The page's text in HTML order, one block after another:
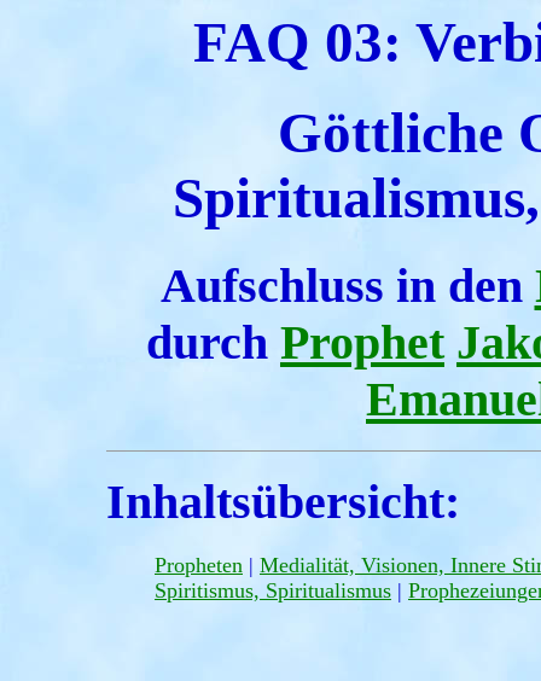
FAQ 03:
Göttliche
Aufschluss in den
durch Prophet
Inhaltsübersicht:
Propheten | Medialität, Visionen, Innere
Spiritismus, Spiritualismus |